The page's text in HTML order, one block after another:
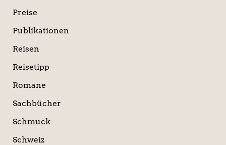
Preise
Publikationen
Reisen
Reisetipp
Romane
Sachbücher
Schmuck
Schweiz